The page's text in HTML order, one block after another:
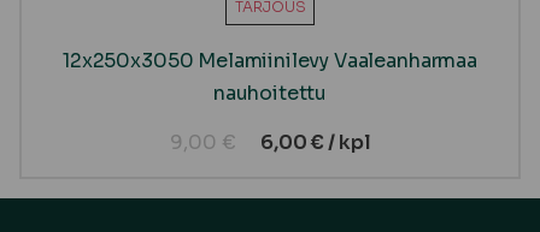
TARJOUS
12x250x3050 Melamiinilevy Vaaleanharmaa
nauhoitettu
9,00 € 6,00€/ kpl